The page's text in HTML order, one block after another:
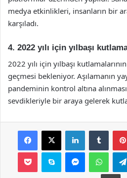
medya etkinlikleri, insanların bir
karşıladı.
4. 2022 yılı için yılbaşı
2022 yılı için yılbaşı
geçmesi bekleniyor. Aşılamanın
pandeminin kontrol altına
sevdikleriyle bir araya gelerek
Facebook
X LinkedIn
Pocket Skype Messenger